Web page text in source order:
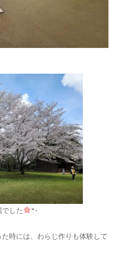
した *･
時には、わらじ作りも体験して